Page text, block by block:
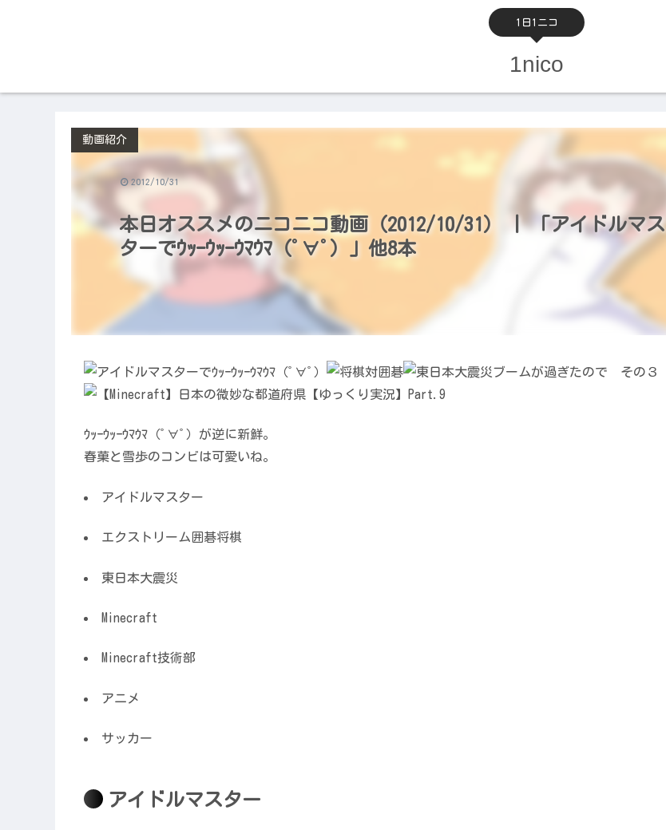
1日1ニコ
1nico
本日オススメのニコニコ動画（2012/10/31） | 「アイドルマス
ターでｳｯｰｳｯｰｳﾏｳﾏ（ﾟ∀ﾟ）」他8本
動画紹介
2012/10/31
ｳｯｰｳｯｰｳﾏｳﾏ（ﾟ∀ﾟ）が逆に新鮮。
春菓と雪歩のコンビは可愛いね。
アイドルマスター
エクストリーム囲碁将棋
東日本大震災
Minecraft
Minecraft技術部
アニメ
サッカー
アイドルマスター